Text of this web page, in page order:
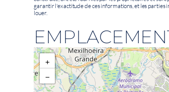
garantir l'exactitude de ces informations, et les
louer.
+
−